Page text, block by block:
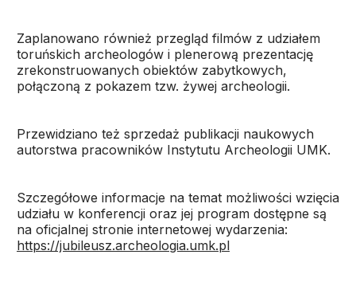
Zaplanowano również przegląd filmów z udziałem
toruńskich archeologów i plenerową prezentację
zrekonstruowanych obiektów zabytkowych,
połączoną z pokazem tzw. żywej archeologii.
Przewidziano też sprzedaż publikacji naukowych
autorstwa pracowników Instytutu Archeologii UMK.
Szczegółowe informacje na temat możliwości wzięcia
udziału w konferencji oraz jej program dostępne są
na oficjalnej stronie internetowej wydarzenia:
https://jubileusz.archeologia.umk.pl